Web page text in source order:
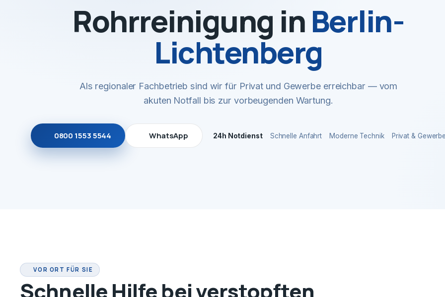
Rohrreinigung inBerlin-
Lichtenberg
Als regionaler Fachbetrieb sind wir für Privat und Gewerbe erreichbar — vom
akuten Notfall bis zur vorbeugenden Wartung.
0800 1553 5544 WhatsApp 24h Notdienst Schnelle Anfahrt Moderne Technik Privat &
VOR ORT FÜR SIE
Schnelle Hilfe bei verstopften